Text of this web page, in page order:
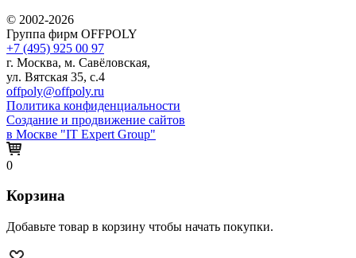
© 2002-2026
Группа фирм OFFPOLY
+7 (495) 925 00 97
г. Москва, м. Савёловская,
ул. Вятская 35, с.4
offpoly@offpoly.ru
Политика конфиденциальности
Создание и продвижение сайтов
в Москве "IT Expert Group"
0
Корзина
Добавьте товар в корзину чтобы начать покупки.